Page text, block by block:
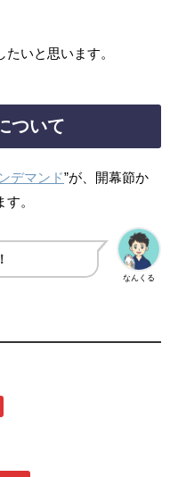
いと思います。
ついて
デマンド”が、開幕節か
。
なんくる